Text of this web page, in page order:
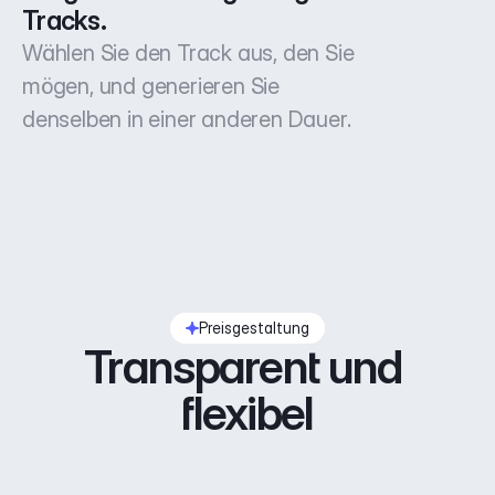
Tracks.
Wählen Sie den Track aus, den Sie
mögen, und generieren Sie
denselben in einer anderen Dauer.
Preisgestaltung
Transparent und
flexibel